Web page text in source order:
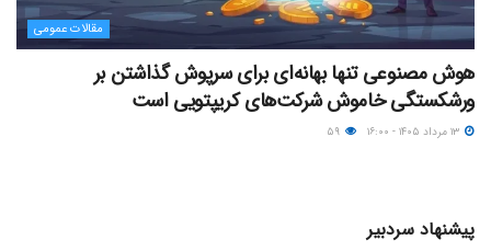
مقالات عمومی
هوش مصنوعی تنها بهانه‌ای برای سرپوش گذاشتن بر
ورشکستگی خاموش شرکت‌های کریپتویی است
پیشنهاد سردبیر